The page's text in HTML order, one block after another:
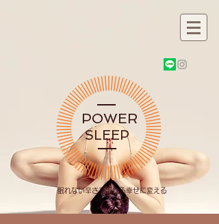
POWER
SLEEP
​眠れない辛さを眠れる幸せに変える